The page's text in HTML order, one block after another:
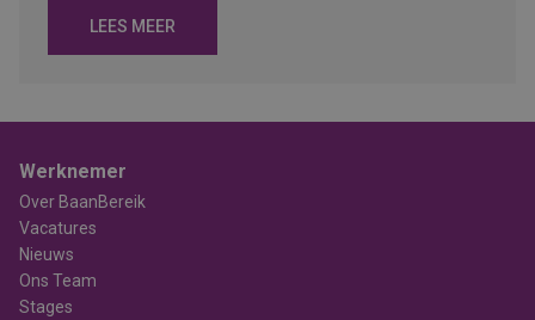
LEES MEER
Werknemer
Over BaanBereik
Vacatures
Nieuws
Ons Team
Stages